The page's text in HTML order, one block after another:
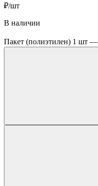
₽/шт
В наличии
Пакет (полиэтилен) 1 шт —